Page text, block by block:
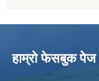
हाम्राे फेसबुक पेज